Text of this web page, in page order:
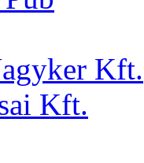
Kft.
Kft.